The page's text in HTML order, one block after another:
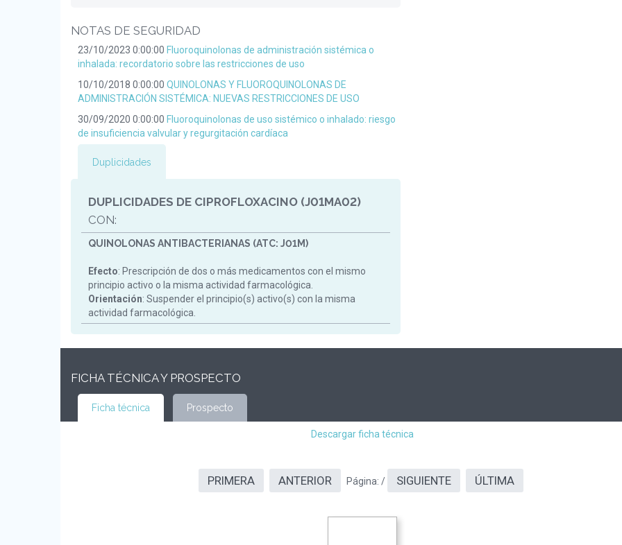
NOTAS DE SEGURIDAD
23/10/2023 0:00:00 Fluoroquinolonas de administración sistémica o
inhalada: recordatorio sobre las restricciones de uso
10/10/2018 0:00:00 QUINOLONAS Y FLUOROQUINOLONAS DE
ADMINISTRACIÓN SISTÉMICA: NUEVAS RESTRICCIONES DE USO
30/09/2020 0:00:00 Fluoroquinolonas de uso sistémico o inhalado: riesgo
de insuficiencia valvular y regurgitación cardíaca
Duplicidades
DUPLICIDADES DE CIPROFLOXACINO (J01MA02)
CON:
QUINOLONAS ANTIBACTERIANAS (ATC: J01M)
Efecto: Prescripción de dos o más medicamentos con el mismo
principio activo o la misma actividad farmacológica.
Orientación: Suspender el principio(s) activo(s) con la misma
actividad farmacológica.
FICHA TÉCNICA Y PROSPECTO
Ficha técnica Prospecto
Descargar ficha técnica
PRIMERA ANTERIOR Página: / SIGUIENTE ÚLTIMA